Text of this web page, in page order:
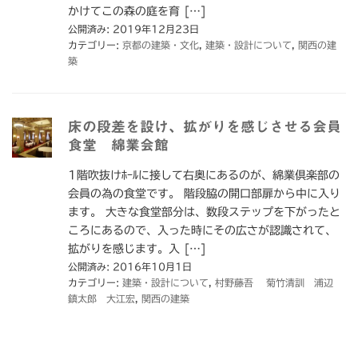
かけてこの森の庭を育 […]
公開済み: 2019年12月23日
カテゴリー: 京都の建築・文化 建築・設計について
関西の建
築
床の段差を設け、拡がりを感じさせる会員
食堂 綿業会館
1階吹抜けﾎｰﾙに接して右奥にあるのが、綿業倶楽部の
会員の為の食堂です。 階段脇の開口部扉から中に入り
ます。 大きな食堂部分は、数段ステップを下がったと
ころにあるので、入った時にその広さが認識されて、
拡がりを感じます。入 […]
公開済み: 2016年10月1日
カテゴリー: 建築・設計について
村野藤吾 菊竹清訓 浦辺
鎮太郎 大江宏
関西の建築